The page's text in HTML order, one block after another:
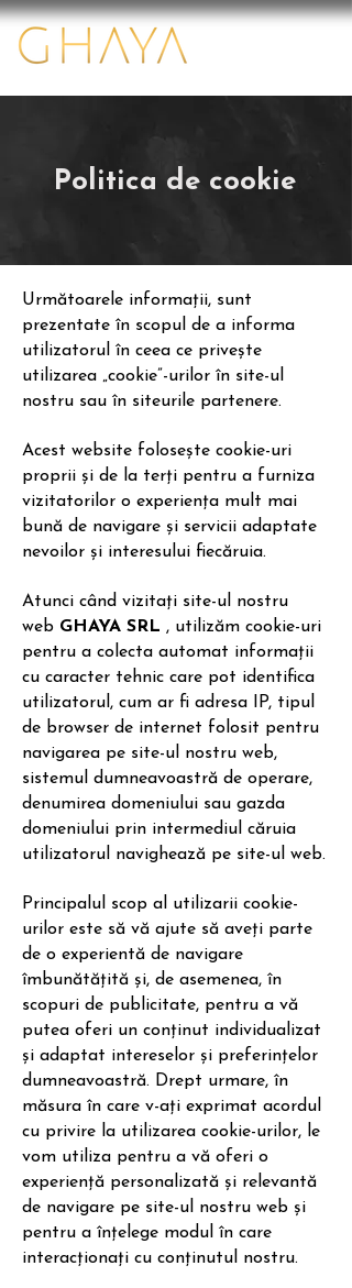
Politica de cookie
Următoarele informații, sunt
prezentate în scopul de a informa
utilizatorul în ceea ce privește
utilizarea „cookie”-urilor în site-ul
nostru sau în siteurile partenere.
Acest website folosește cookie-uri
proprii și de la terți pentru a furniza
vizitatorilor o experiența mult mai
bună de navigare și servicii adaptate
nevoilor și interesului fiecăruia.
Atunci când vizitați site-ul nostru
web GHAYA SRL , utilizăm cookie-uri
pentru a colecta automat informații
cu caracter tehnic care pot identifica
utilizatorul, cum ar fi adresa IP, tipul
de browser de internet folosit pentru
navigarea pe site-ul nostru web,
sistemul dumneavoastră de operare,
denumirea domeniului sau gazda
domeniului prin intermediul căruia
utilizatorul navighează pe site-ul web.
Principalul scop al utilizarii cookie-
urilor este să vă ajute să aveți parte
de o experientă de navigare
îmbunătățită și, de asemenea, în
scopuri de publicitate, pentru a vă
putea oferi un conținut individualizat
și adaptat intereselor și preferințelor
dumneavoastră. Drept urmare, în
măsura în care v-ați exprimat acordul
cu privire la utilizarea cookie-urilor, le
vom utiliza pentru a vă oferi o
experiență personalizată și relevantă
de navigare pe site-ul nostru web și
pentru a înțelege modul în care
interacționați cu conținutul nostru.